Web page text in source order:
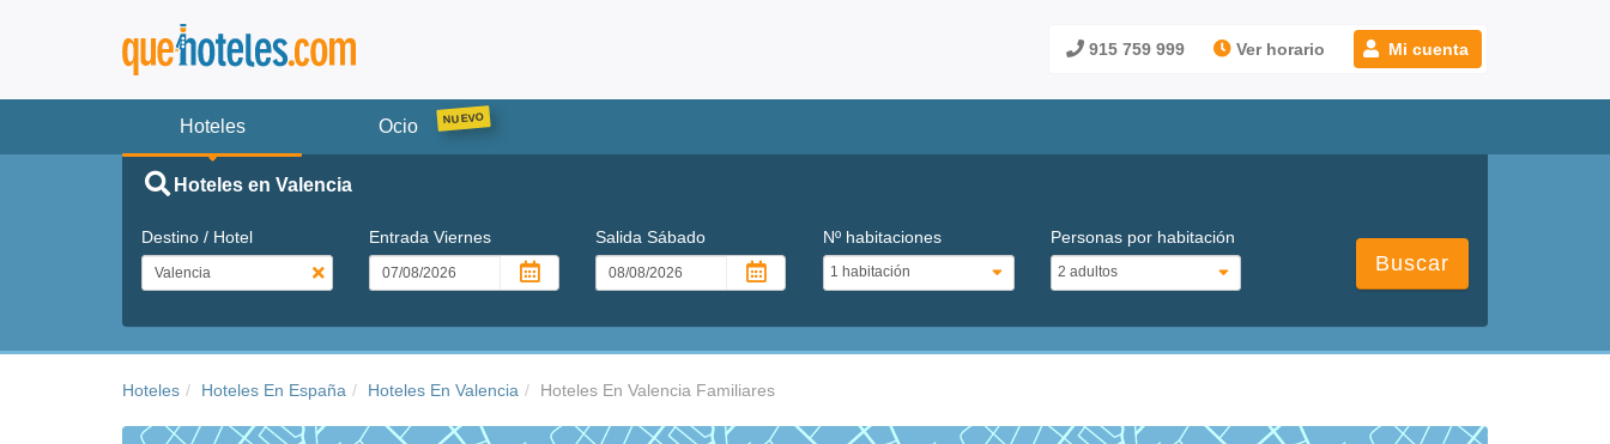
915 759 999 Ver horario Mi cuenta
Hoteles Ocio
Hoteles en Valencia
Destino / Hotel Entrada Viernes SalidaSábado Nº habitaciones Personas por habitación
Buscar
Hoteles Hoteles En España Hoteles En Valencia Hoteles En Valencia Familiares